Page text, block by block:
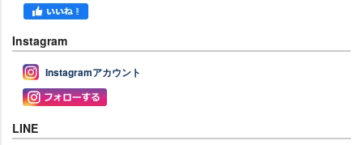
Instagram
Instagramアカウント
LINE